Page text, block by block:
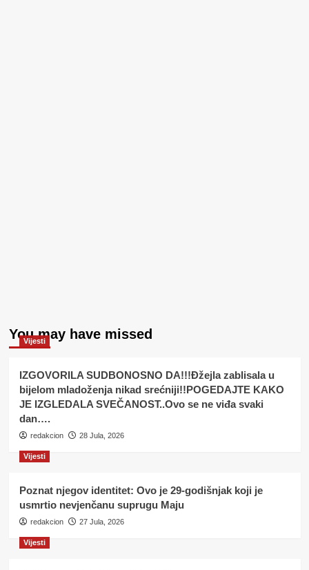
You may have missed
Vijesti
IZGOVORILA SUDBONOSNO DA!!!Đžejla zablisala u
bijelom mladoženja nikad srećniji!!POGEDAJTE KAKO
JE IZGLEDALA SVEČANOST..Ovo se ne viđa svaki
dan….
redakcion 28 Jula, 2026
Vijesti
Poznat njegov identitet: Ovo je 29-godišnjak koji je
usmrtio nevjenčanu suprugu Maju
redakcion 27 Jula, 2026
Vijesti